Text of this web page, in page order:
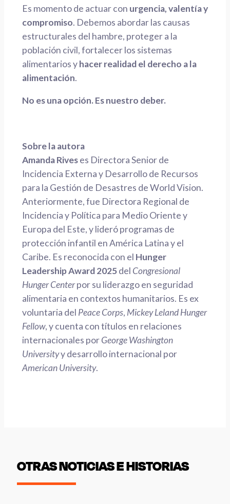
Es momento de actuar con urgencia, valentía y
compromiso. Debemos abordar las causas
estructurales del hambre, proteger a la
población civil, fortalecer los sistemas
alimentarios yhacer realidad el derecho a la
alimentación.
No es una opción. Es nuestro deber.
Sobre la autora
Amanda Riveses Directora Senior de
Incidencia Externa y Desarrollo de Recursos
para la Gestión de Desastres de World Vision.
Anteriormente, fue Directora Regional de
Incidencia y Política para Medio Oriente y
Europa del Este, y lideró programas de
protección infantil en América Latina y el
Caribe. Es reconocida con el Hunger
Leadership Award 2025del Congresional
Hunger Centerpor su liderazgo en seguridad
alimentaria en contextos humanitarios. Es ex
voluntaria del Peace Corps, Mickey Leland Hunger
Fellow, y cuenta con títulos en relaciones
internacionales porGeorge Washington
Universityy desarrollo internacional por
American University.
OTRAS NOTICIAS E HISTORIAS